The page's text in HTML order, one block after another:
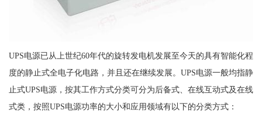
UPS电源已从上世纪60年代的旋转发电机发展至今天的具有智能化程
度的静止式全电子化电路，并且还在继续发展。UPS电源一般均指静
止式UPS电源，按其工作方式分类可分为后备式、在线互动式及在线
式类，按照UPS电源功率的大小和应用领域有以下的分类方式：